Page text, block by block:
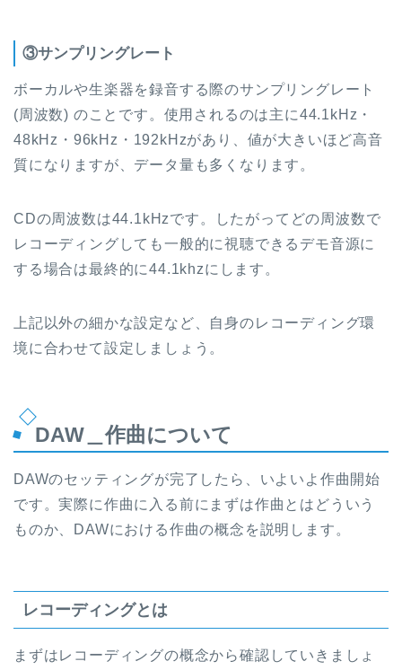
③サンプリングレート
ボーカルや生楽器を録音する際のサンプリングレート
(周波数) のことです。使用されるのは主に44.1kHz・
48kHz・96kHz・192kHzがあり、値が大きいほど高音
質になりますが、データ量も多くなります。
CDの周波数は44.1kHzです。したがってどの周波数で
レコーディングしても一般的に視聴できるデモ音源に
する場合は最終的に44.1khzにします。
上記以外の細かな設定など、自身のレコーディング環
境に合わせて設定しましょう。
DAW＿作曲について
DAWのセッティングが完了したら、いよいよ作曲開始
です。実際に作曲に入る前にまずは作曲とはどういう
ものか、DAWにおける作曲の概念を説明します。
レコーディングとは
まずはレコーディングの概念から確認していきましょ